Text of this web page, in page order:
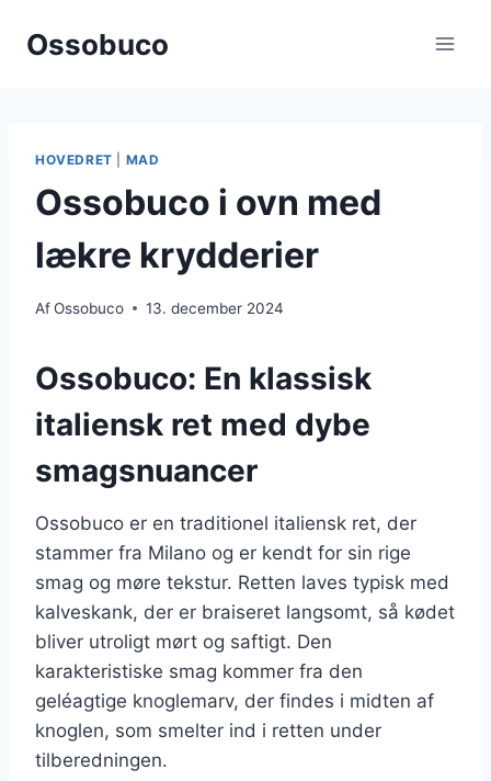
Ossobuco
HOVEDRET MAD
Ossobuco i ovn med
lækre krydderier
AfOssobuco 13. december 2024
Ossobuco: En klassisk
italiensk ret med dybe
smagsnuancer
Ossobuco er en traditionel italiensk ret, der
stammer fra Milano og er kendt for sin rige
smag og møre tekstur. Retten laves typisk med
kalveskank, der er braiseret langsomt, så kødet
bliver utroligt mørt og saftigt. Den
karakteristiske smag kommer fra den
geléagtige knoglemarv, der findes i midten af
knoglen, som smelter ind i retten under
tilberedningen.